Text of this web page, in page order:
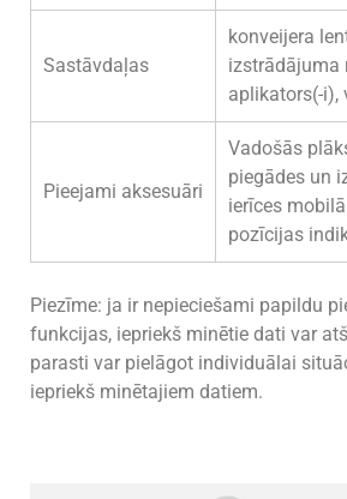
Sastāvdaļas
konveijera
izstrādājuma
aplikators(-i),
Pieejami aksesuāri
Vadošās
piegādes un
ierīces
pozīcijas
Piezīme: ja ir nepieciešami papildu
funkcijas, iepriekš minētie dati var
parasti var pielāgot individuālai
iepriekš minētajiem datiem.